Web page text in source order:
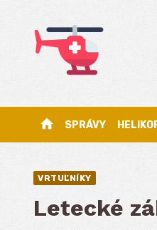
home SPRÁVY
VRTUĽNÍKY
Letecké